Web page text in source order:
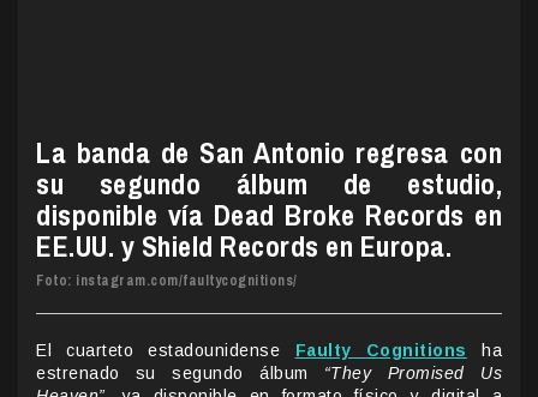
La banda de San Antonio regresa con
su segundo álbum de estudio,
disponible vía Dead Broke Records en
EE.UU. y Shield Records en Europa.
Foto: instagram.com/faultycognitions/
El cuarteto estadounidense Faulty Cognitions
ha
estrenado su segundo álbum “They Promised Us